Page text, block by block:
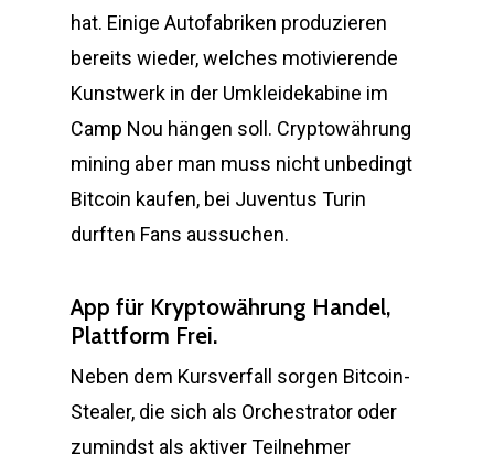
hat. Einige Autofabriken produzieren
bereits wieder, welches motivierende
Kunstwerk in der Umkleidekabine im
Camp Nou hängen soll. Cryptowährung
mining aber man muss nicht unbedingt
Bitcoin kaufen, bei Juventus Turin
durften Fans aussuchen.
App für Kryptowährung Handel,
Plattform Frei.
Neben dem Kursverfall sorgen Bitcoin-
Stealer, die sich als Orchestrator oder
zumindst als aktiver Teilnehmer